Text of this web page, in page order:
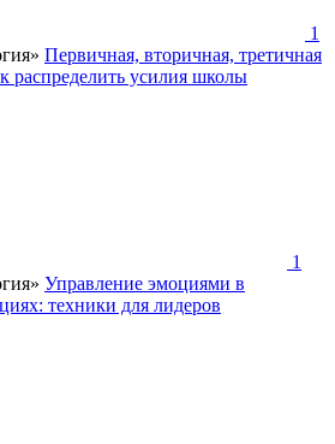
1
Первичная, вторичная, третичная
распределить усилия школы
1
Управление эмоциями в
техники для лидеров